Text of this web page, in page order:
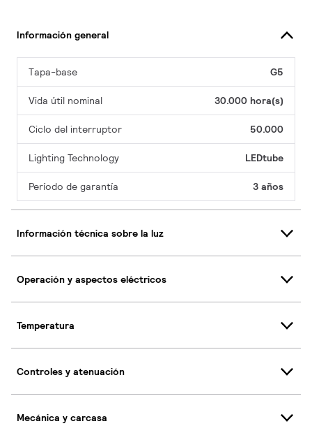
Información general
Tapa-base G5
Vida útil nominal 30.000 hora(s)
Ciclo del interruptor 50.000
Lighting Technology LEDtube
Período de garantía 3 años
Información técnica sobre la luz
Operación y aspectos eléctricos
Temperatura
Controles y atenuación
Mecánica y carcasa